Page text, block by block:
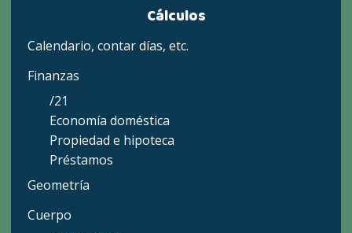
Cálculos
Calendario, contar días, etc.
Finanzas
/21
Economía doméstica
Propiedad e hipoteca
Préstamos
Geometría
Cuerpo